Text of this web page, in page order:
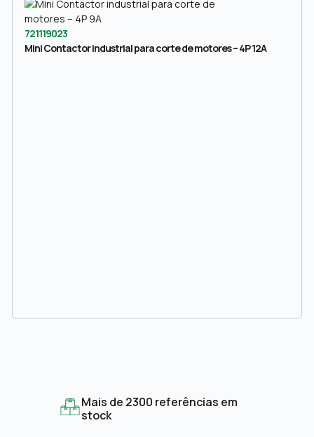
721119023
Mini Contactor industrial para corte de motores – 4P 12A
Mais de 2300 referências em
stock